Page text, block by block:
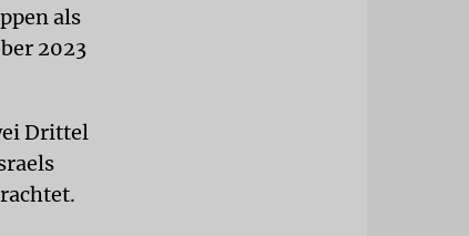
als
2023
Drittel